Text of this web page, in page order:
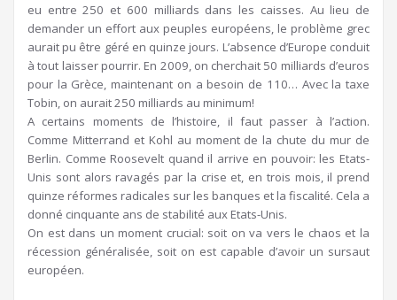
eu entre 250 et 600 milliards dans les caisses. Au lieu de
demander un effort aux peuples européens, le problème grec
aurait pu être géré en quinze jours. L’absence d’Europe conduit
à tout laisser pourrir. En 2009, on cherchait 50 milliards d’euros
pour la Grèce, maintenant on a besoin de 110… Avec la taxe
Tobin, on aurait 250 milliards au minimum!
A certains moments de l’histoire, il faut passer à l’action.
Comme Mitterrand et Kohl au moment de la chute du mur de
Berlin. Comme Roosevelt quand il arrive en pouvoir: les Etats-
Unis sont alors ravagés par la crise et, en trois mois, il prend
quinze réformes radicales sur les banques et la fiscalité. Cela a
donné cinquante ans de stabilité aux Etats-Unis.
On est dans un moment crucial: soit on va vers le chaos et la
récession généralisée, soit on est capable d’avoir un sursaut
européen.